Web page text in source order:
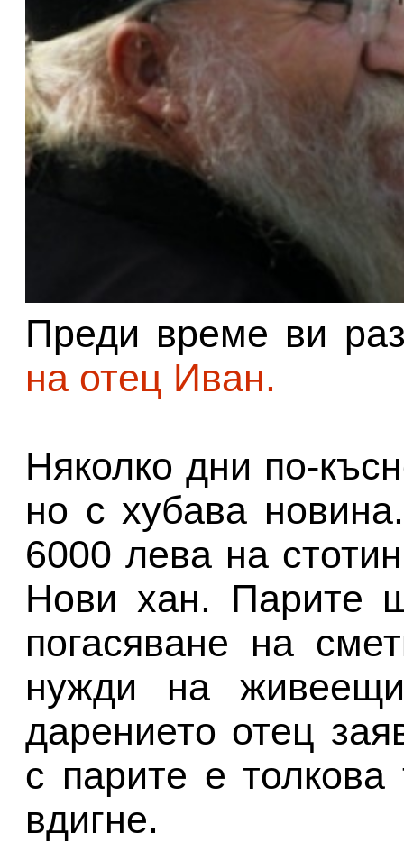
Преди време ви
на отец Иван.
Няколко дни по-
но с хубава
6000 лева на
Нови хан. Парите
погасяване на
нужди на
дарението отец
с парите е
вдигне.